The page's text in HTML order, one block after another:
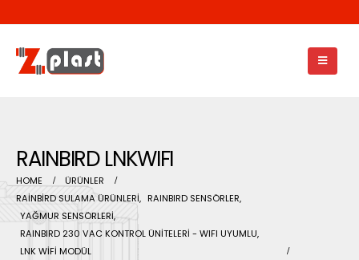
RAINBIRD LNKWIFI
HOME
ÜRÜNLER
RAİNBİRD SULAMA ÜRÜNLERİ, RAINBIRD SENSÖRLER,
YAĞMUR SENSÖRLERİ,
RAINBIRD 230 VAC KONTROL ÜNİTELERİ - WIFI UYUMLU,
LNK WİFİ MODÜL